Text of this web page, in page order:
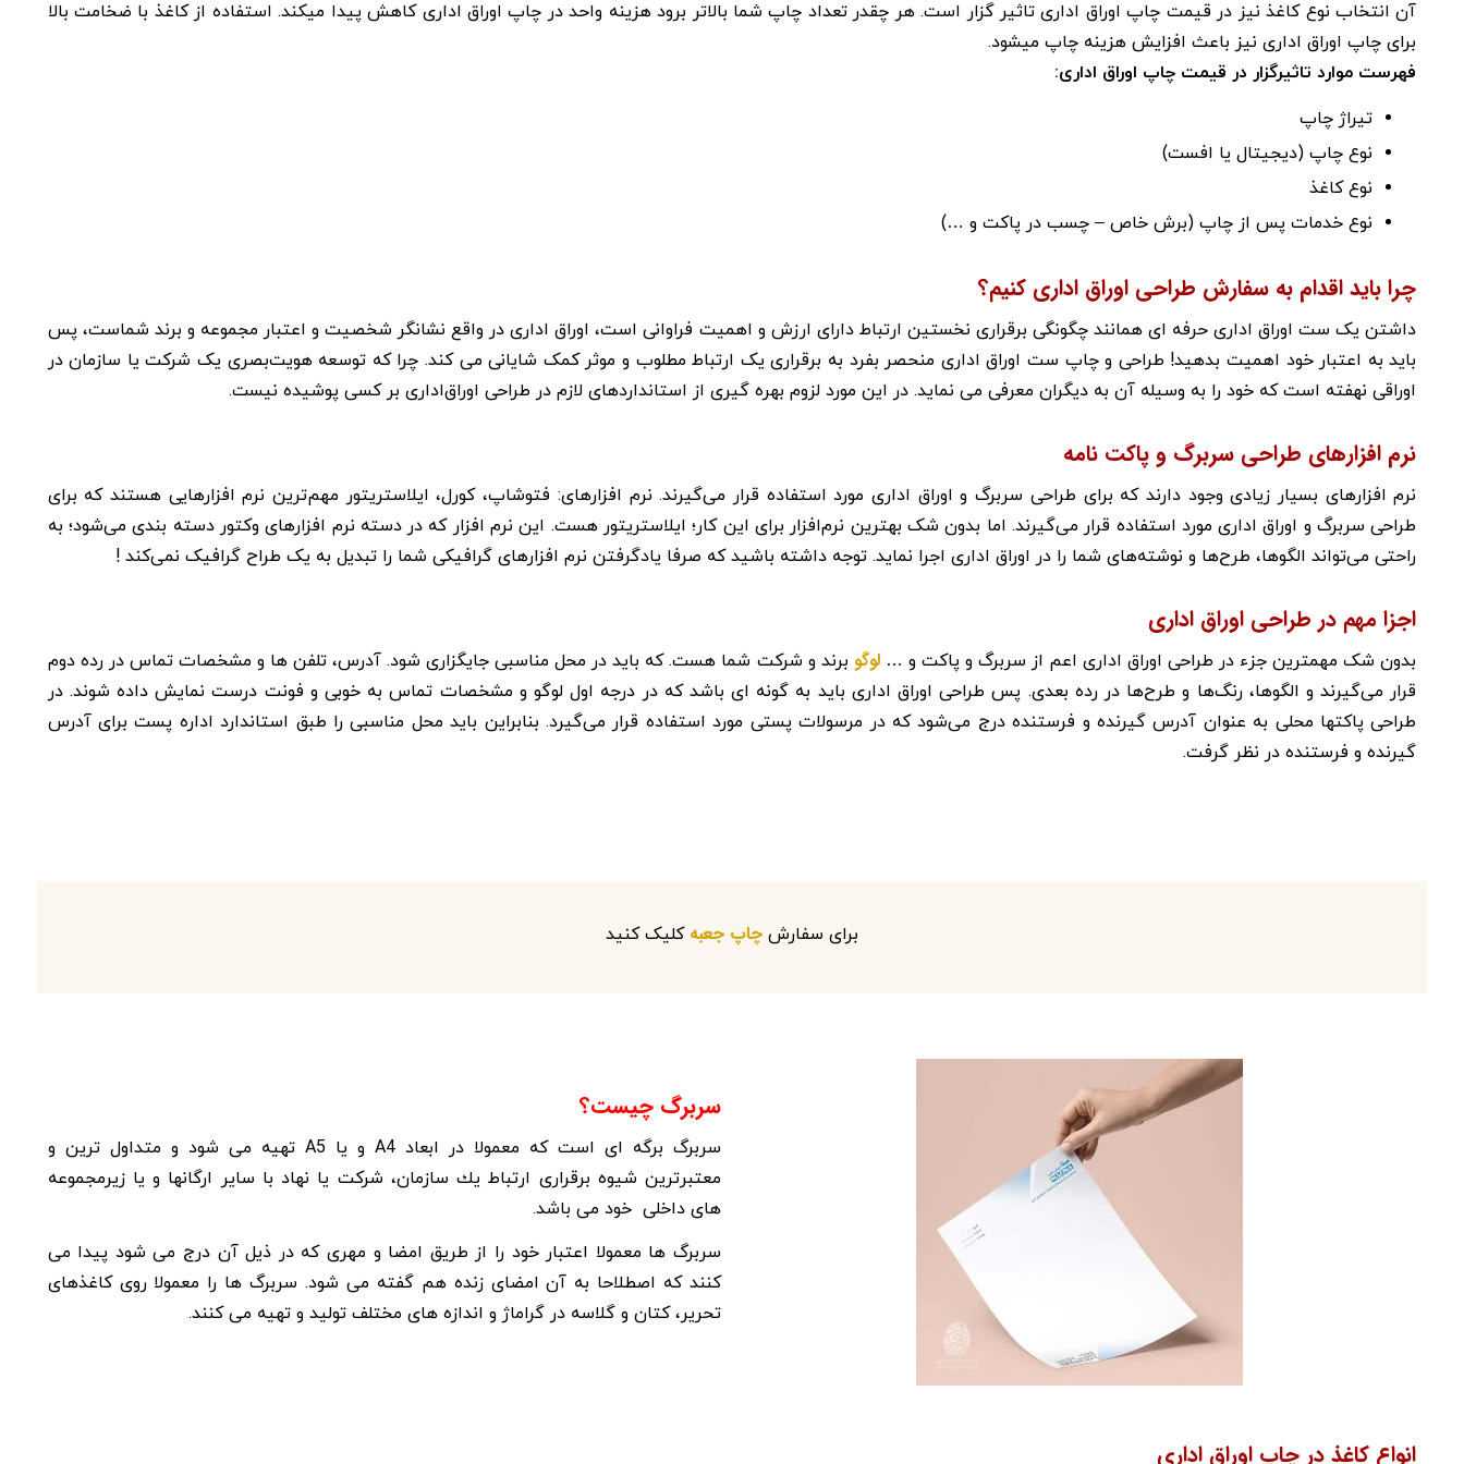
آن انتخاب نوع کاغذ نیز در قیمت چاپ اوراق اداری تاثیر گزار است. هر چقدر تعداد چاپ شما بالاتر برود هزینه واحد در چاپ اوراق اداری کاهش پیدا میکند. استفاده از کاغذ با ضخامت بالا
برای چاپ اوراق اداری نیز باعث افزایش هزینه چاپ میشود.
فهرست موارد تاثیرگزار در قیمت چاپ اوراق اداری:
تیراژ چاپ
نوع چاپ (دیجیتال یا افست)
نوع کاغذ
نوع خدمات پس از چاپ (برش خاص – چسب در پاکت و …)
چرا بايد اقدام به سفارش طراحی اوراق اداری کنیم؟
داشتن یک ست اوراق اداری حرفه ای همانند چگونگی برقراری نخستین ارتباط دارای ارزش و اهمیت فراوانی است، اوراق اداری در واقع نشانگر شخصيت و اعتبار مجموعه و برند شماست، پس
بايد به اعتبار خود اهميت بدهيد! طراحی و چاپ ست اوراق اداری منحصر بفرد به برقراری یک ارتباط مطلوب و موثر کمک شایانی می کند. چرا که توسعه هویت‌بصری یک شرکت یا سازمان در
اوراقی نهفته است که خود را به وسیله آن به دیگران معرفی می نماید. در این مورد لزوم بهره گیری از استانداردهای لازم در طراحی اوراق‌اداری بر کسی پوشیده نیست.
نرم افزارهای طراحی سربرگ و پاکت نامه
نرم افزارهای بسیار زیادی وجود دارند که برای طراحی سربرگ و اوراق اداری مورد استفاده قرار می‌گیرند. نرم افزارهای: فتوشاپ، کورل، ایلاستریتور مهم‌ترین نرم افزارهایی هستند که برای
طراحی سربرگ و اوراق اداری مورد استفاده قرار می‌گیرند. اما بدون شک بهترین نرم‌افزار برای این کار؛ ایلاستریتور هست. این نرم افزار که در دسته نرم افزارهای وکتور دسته بندی می‌شود؛ به
راحتی می‌تواند الگوها، طرح‌ها و نوشته‌های شما را در اوراق اداری اجرا نماید. توجه داشته باشید که صرفا یادگرفتن نرم افزارهای گرافیکی شما را تبدیل به یک طراح گرافیک نمی‌کند !
اجزا مهم در طراحی اوراق اداری
بدون شک مهمترین جزء در طراحی اوراق اداری اعم از سربرگ و پاکت و …لوگو برند و شرکت شما هست. که باید در محل مناسبی جایگزاری شود. آدرس، تلفن ها و مشخصات تماس در رده دوم
قرار می‌گیرند و الگوها، رنگ‌ها و طرح‌ها در رده بعدی. پس طراحی اوراق اداری باید به گونه ای باشد که در درجه اول لوگو و مشخصات تماس به خوبی و فونت درست نمایش داده شوند. در
طراحی پاکتها محلی به عنوان آدرس گیرنده و فرستنده درج می‌شود که در مرسولات پستی مورد استفاده قرار می‌گیرد. بنابراین باید محل مناسبی را طبق استاندارد اداره پست برای آدرس
گیرنده و فرستنده در نظر گرفت.
برای سفارش چاپ جعبه کلیک کنید
سربرگ چيست؟
سربرگ برگه ای است كه معمولا در ابعاد A4 و يا A5 تهيه می شود و متداول ترين و
معتبرترين شيوه برقراری ارتباط يك سازمان، شركت يا نهاد با ساير ارگانها و يا زيرمجموعه
های داخلی خود می باشد.
سربرگ ها معمولا اعتبار خود را از طريق امضا و مهری كه در ذيل آن درج می شود پيدا می
كنند كه اصطلاحا به آن امضای زنده هم گفته می شود. سربرگ ها را معمولا روی كاغذهای
تحرير، كتان و گلاسه در گراماژ و اندازه های مختلف توليد و تهيه می كنند.
انواع کاغذ در چاپ اوراق اداری